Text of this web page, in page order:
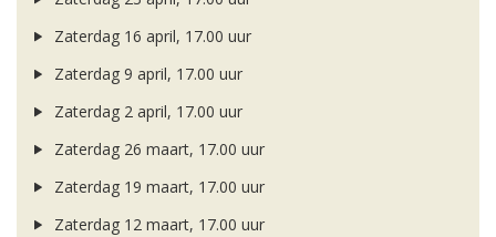
Zaterdag 16 april, 17.00 uur
Zaterdag 9 april, 17.00 uur
Zaterdag 2 april, 17.00 uur
Zaterdag 26 maart, 17.00 uur
Zaterdag 19 maart, 17.00 uur
Zaterdag 12 maart, 17.00 uur